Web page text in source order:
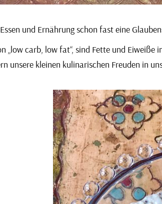
und Ernährung schon fast eine
„low carb, low fat“, sind Fette und
unsere kleinen kulinarischen Freuden in